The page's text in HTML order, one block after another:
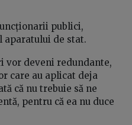
publici,
de stat.
vor deveni redundante,
care au aplicat deja
că nu trebuie să ne
pentru că ea nu duce